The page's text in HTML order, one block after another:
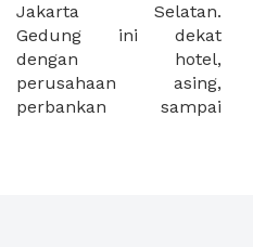
Jakarta Selatan.
Gedung ini dekat
dengan hotel,
perusahaan asing,
perbankan sampai
yang banyak dicari oleh
penyewa kantor di
Jakarta karena lokasi